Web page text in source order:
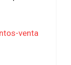
venta